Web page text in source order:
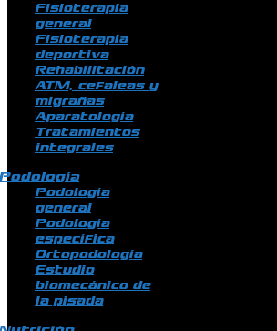
Fisioterapia
general
Fisioterapia
deportiva
Rehabilitación
ATM, cefaleas y
migrañas
Aparatología
Tratamientos
integrales
Podología
general
Podología
específica
Ortopodología
Estudio
biomecánico de
la pisada